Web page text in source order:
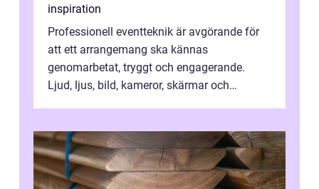
inspiration
Professionell eventteknik är avgörande för
att ett arrangemang ska kännas
genomarbetat, tryggt och engagerande.
Ljud, ljus, bild, kameror, skärmar och